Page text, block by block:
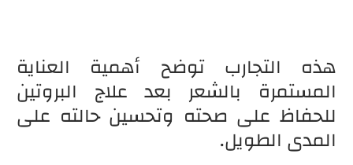
هذه التجارب توضح أهمية العناية
المستمرة بالشعر بعد علاج البروتين
للحفاظ على صحته وتحسين حالته على
المدى الطويل.